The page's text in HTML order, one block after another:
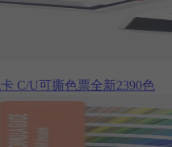
C/U可撕色票全新2390色